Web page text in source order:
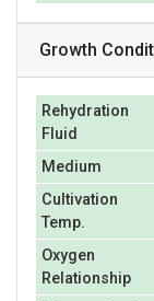
Growth
Rehydration
Fluid
Medium
Cultivation
Temp.
Oxygen
Relationship